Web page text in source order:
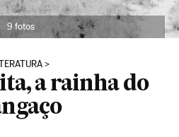
9 fotos
a rainha do